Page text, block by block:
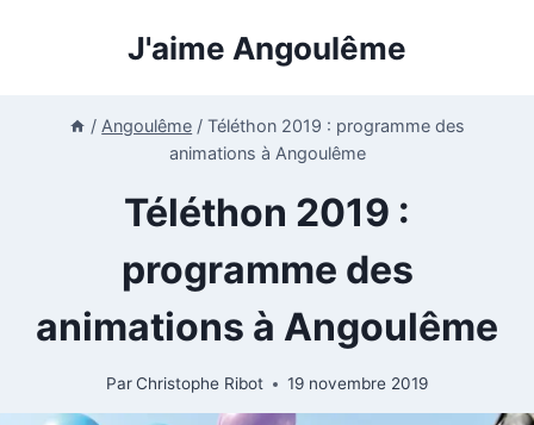
J'aime Angoulême
/ Angoulême / Téléthon 2019 : programme des
animations à Angoulême
Téléthon 2019 :
programme des
animations à Angoulême
ParChristophe Ribot 19 novembre 2019